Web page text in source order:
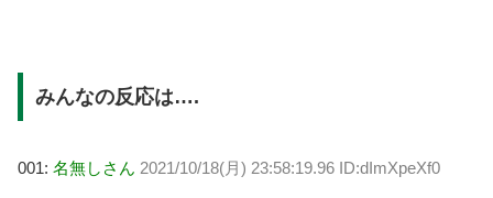
みんなの反応は….
001: 名無しさん 2021/10/18(月) 23:58:19.96 ID:dImXpeXf0